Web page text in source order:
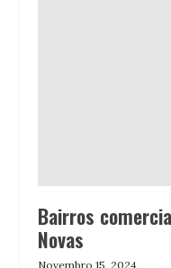
Bairros
Novas
Novembro 15, 2024